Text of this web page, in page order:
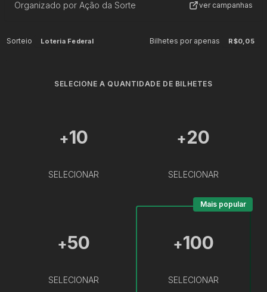
Organizado por Ação da Sorte ver campanhas
Sorteio Loteria Federal Bilhetes por apenas R$0,05
SELECIONE A QUANTIDADE DE BILHETES
+10
SELECIONAR
+20
SELECIONAR
+50
SELECIONAR
+100
SELECIONAR
Mais popular